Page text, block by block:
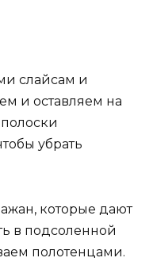
слайсам и
и оставляем на
убрать
которые дают
в подсоленной
полотенцами.